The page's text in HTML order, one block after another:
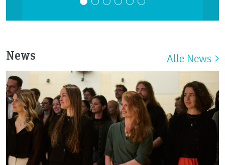
News Alle News